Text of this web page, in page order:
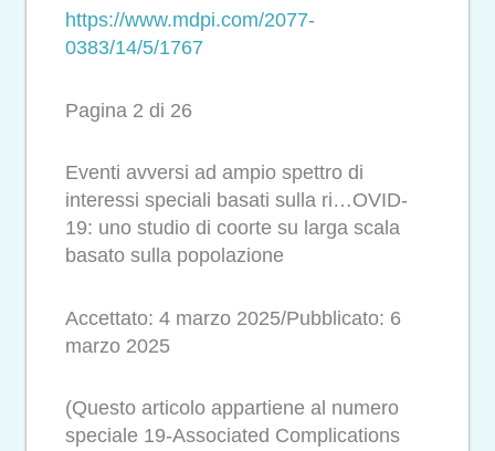
https://www.mdpi.com/2077-
0383/14/5/1767
Pagina 2 di 26
Eventi avversi ad ampio spettro di
interessi speciali basati sulla ri…OVID-
19: uno studio di coorte su larga scala
basato sulla popolazione
Accettato: 4 marzo 2025/Pubblicato: 6
marzo 2025
(Questo articolo appartiene al numero
speciale 19-Associated Complications